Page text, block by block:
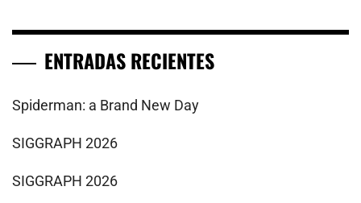
ENTRADAS RECIENTES
Spiderman: a Brand New Day
SIGGRAPH 2026
SIGGRAPH 2026